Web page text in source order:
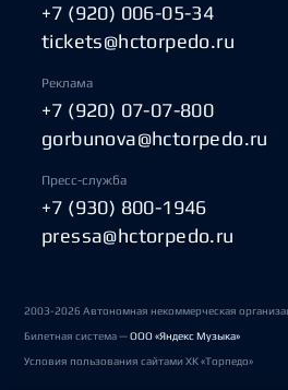
+7 (920) 006-05-34
tickets@hctorpedo.ru
Реклама
+7 (920) 07-07-800
gorbunova@hctorpedo.ru
Пресс-служба
+7 (930) 800-1946
pressa@hctorpedo.ru
2003-2026 Автономная некоммерческая
Билетная система —ООО «Яндекс Музыка»
Условия пользования сайтами ХК «Торпедо»